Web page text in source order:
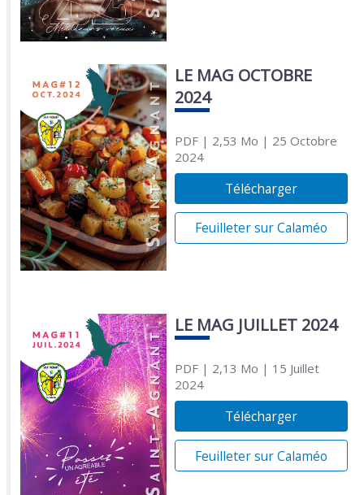
LE MAG OCTOBRE
2024
PDF| 2,53 Mo | 25 Octobre
2024
Télécharger
Feuilleter sur Calaméo
LE MAG JUILLET 2024
PDF| 2,13 Mo | 15 Juillet
2024
Télécharger
Feuilleter sur Calaméo